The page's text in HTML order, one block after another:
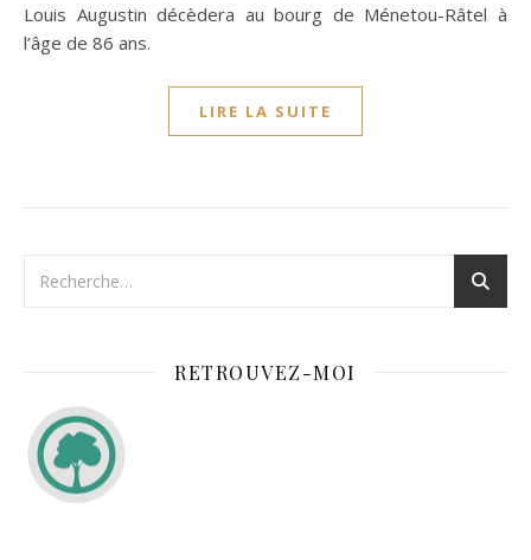
Louis Augustin décèdera au bourg de Ménetou-Râtel à
l’âge de 86 ans.
LIRE LA SUITE
RETROUVEZ-MOI